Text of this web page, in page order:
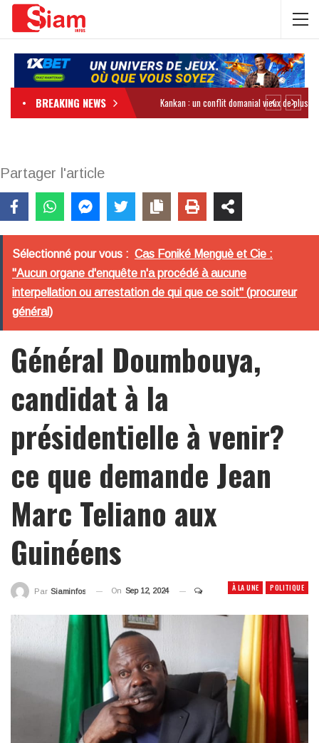
BREAKING NEWS
Partager l'article
Sélectionné pour vous : Cas Foniké Menguè et Cie :
"Aucun organe d'enquête n'a procédé à aucune
interpellation ou arrestation de qui que ce soit" (procureur
général)
Général Doumbouya,
candidat à la
présidentielle à venir?
ce que demande Jean
Marc Teliano aux
Guinéens
À LA UNE POLITIQUE
Par Siaminfos On Sep 12, 2024